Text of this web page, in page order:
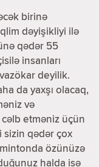
birinə
dəyişikliyi ilə
qədər 55
insanları
deyilik.
da yaxşı olacaq,
və
etməniz üçün
sizin qədər çox
özünüzə
halda isə